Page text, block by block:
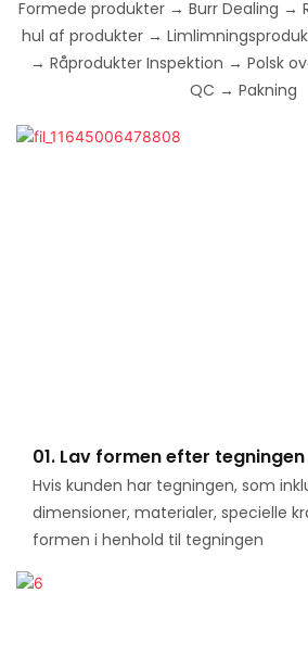
Formede produkter → Burr Dealing →
hul af produkter →
→ Råprodukter Inspektion → Polsk
QC → Pakning
01. Lav formen efter tegningen
Hvis kunden har tegningen, som
dimensioner, materialer, specielle
formen i henhold til tegningen